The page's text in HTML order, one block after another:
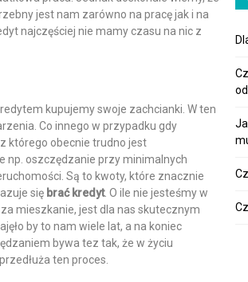
jest nam zarówno na pracę jak i na
najczęściej nie mamy czasu na nic z
kupujemy swoje zachcianki. W ten
Co innego w przypadku gdy
którego obecnie trudno jest
np. oszczędzanie przy minimalnych
Są to kwoty, które znacznie
się brać kredyt. O ile nie jesteśmy w
mieszkanie, jest dla nas skutecznym
by to nam wiele lat, a na koniec
bywa tez tak, że w życiu
ten proces.